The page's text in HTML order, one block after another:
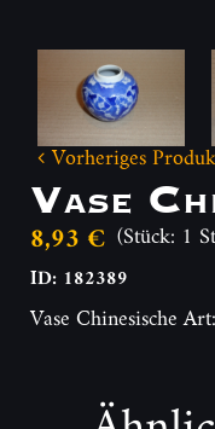
Vorheriges
Vase
8,93 € (Stück: 1
ID: 182389
Vase Chinesische